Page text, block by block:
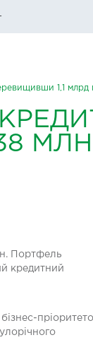
1,1 млрд
МЛН
Портфель
кредитний